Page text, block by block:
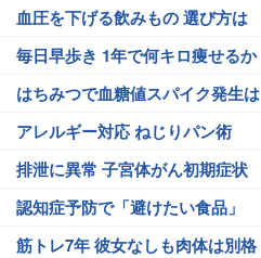
血圧を下げる飲みもの 選び方は
毎日早歩き 1年で何キロ痩せるか
はちみつで血糖値スパイク発生は
アレルギー対応 ねじりパン術
排泄に異常 子宮体がん初期症状
認知症予防で「避けたい食品」
筋トレ7年 彼女なしも肉体は別格